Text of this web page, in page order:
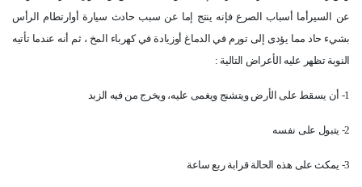
عن السيرأما أسباب الصرع فإنه ينتج إما عن سبب حادث سيارة أوارتطام الرأس
بشيء حاد مما يؤدى إلى تورم في الدماغ أوزيادة في كهرباء المخ ، ثم أنه عندما تأتيه
النوبة تظهر عليه الأعراض التالية :
1- أن يسقط على الأرض ويتشنج ويغمى عليه، ويخرج من فيه الزبد
2- يتبول على نفسه
3- يمكث على هذه الحالة قرابة ربع ساعة